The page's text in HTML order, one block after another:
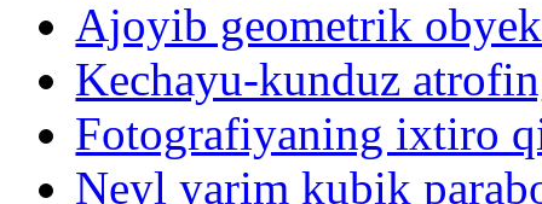
Ajoyib geometrik
Kechayu-kunduz
Fotografiyaning ixtiro
Neyl yarim kubik